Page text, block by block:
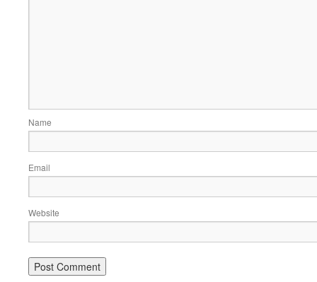
Name
Email
Website